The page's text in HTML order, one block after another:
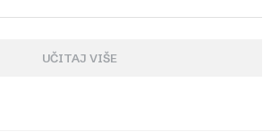
UČITAJ VIŠE